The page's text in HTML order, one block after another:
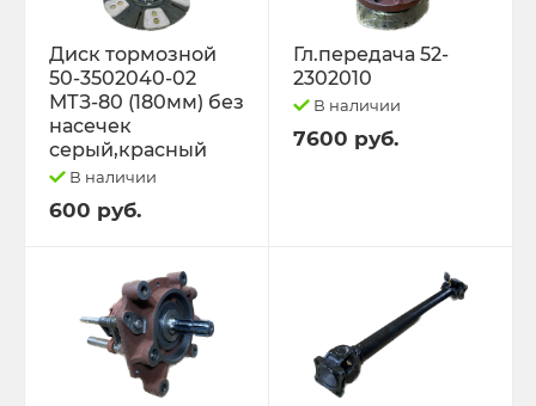
Диск тормозной
50-3502040-02
МТЗ-80 (180мм) без
насечек
серый,красный
В наличии
600 руб.
Гл.передача 52-
2302010
В наличии
7600 руб.